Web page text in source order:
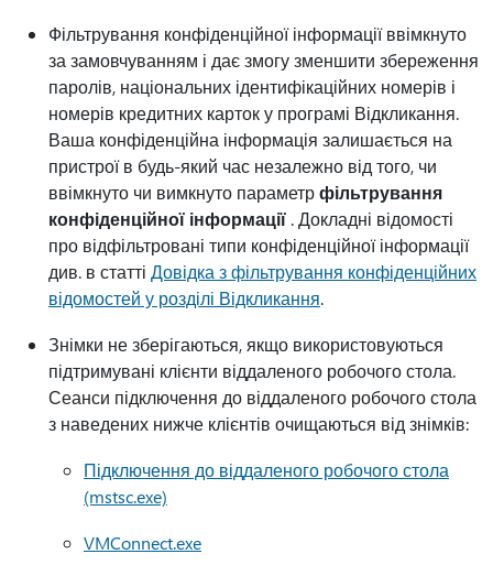
Фільтрування конфіденційної інформації ввімкнуто
за замовчуванням і дає змогу зменшити збереження
паролів, національних ідентифікаційних номерів і
номерів кредитних карток у програмі Відкликання.
Ваша конфіденційна інформація залишається на
пристрої в будь-який час незалежно від того, чи
ввімкнуто чи вимкнуто параметрфільтрування
конфіденційної інформації . Докладні відомості
про відфільтровані типи конфіденційної інформації
див. в статті Довідка з фільтрування конфіденційних
відомостей у розділі Відкликання.
Знімки не зберігаються, якщо використовуються
підтримувані клієнти віддаленого робочого стола.
Сеанси підключення до віддаленого робочого стола
з наведених нижче клієнтів очищаються від знімків:
Підключення до віддаленого робочого стола
(mstsc.exe)
VMConnect.exe